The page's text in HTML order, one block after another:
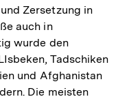
Zersetzung in
auch in
wurde den
Tadschiken
und Afghanistan
Die meisten